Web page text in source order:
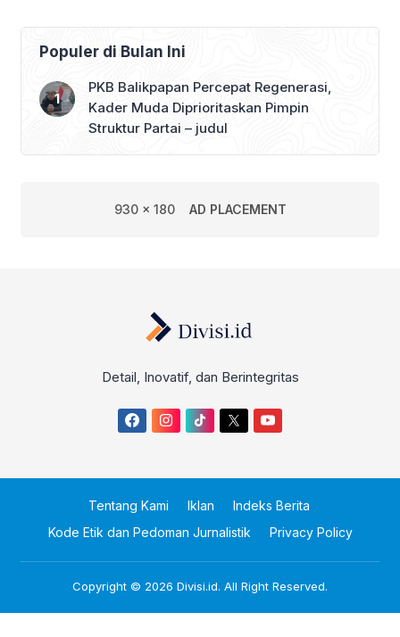
Populer di Bulan Ini
PKB Balikpapan Percepat Regenerasi,
Kader Muda Diprioritaskan Pimpin
Struktur Partai – judul
930 x 180 AD PLACEMENT
Detail, Inovatif, dan Berintegritas
Tentang Kami Iklan
Indeks Berita
Kode Etik dan Pedoman Jurnalistik
Privacy Policy
Copyright © 2026 Divisi.id. All Right Reserved.